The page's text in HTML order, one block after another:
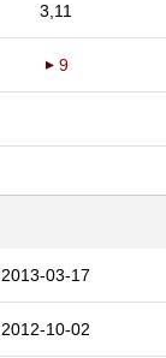
3,11
9
2013-03-17
2012-10-02